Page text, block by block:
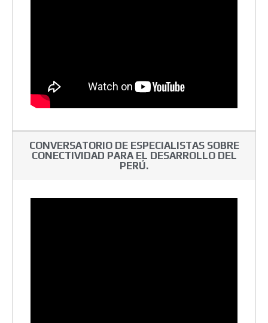
CONVERSATORIO DE ESPECIALISTAS SOBRE
CONECTIVIDAD PARA EL DESARROLLO DEL
PERÚ.